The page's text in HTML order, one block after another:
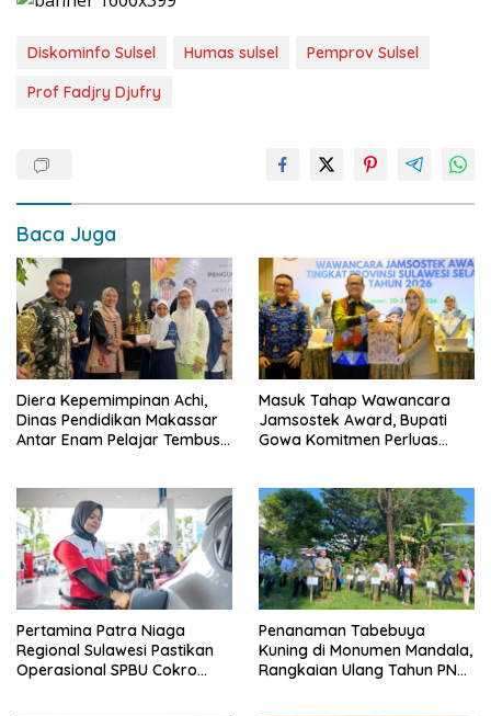
Diskominfo Sulsel Humas sulsel
Pemprov Sulsel
Prof Fadjry Djufry
Baca Juga
Diera Kepemimpinan Achi,
Dinas Pendidikan Makassar
Antar Enam Pelajar Tembus
Masuk Tahap Wawancara
Jamsostek Award, Bupati
Gowa Komitmen Perluas
Pertamina Patra Niaga
Regional Sulawesi Pastikan
Operasional SPBU Cokro
Penanaman Tabebuya
Kuning di Monumen Mandala,
Rangkaian Ulang Tahun PNM